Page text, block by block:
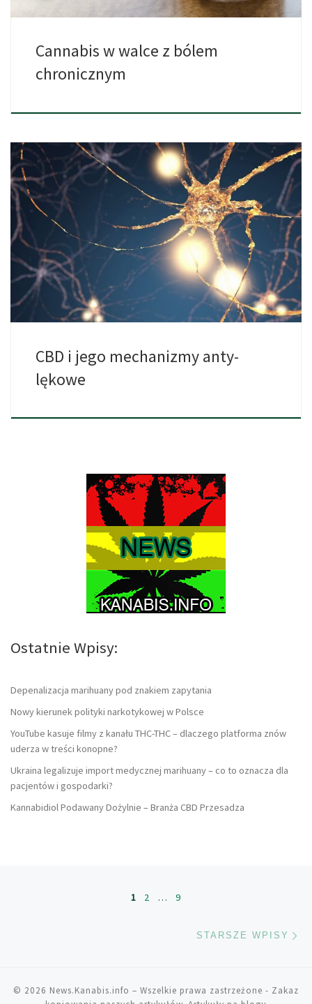
Cannabis w walce z bólem
chronicznym
Project CBD, organizacja zajmująca się rozpowszechnianiem
informacji o CBD, porównała […]
CBD i jego mechanizmy anty-
lękowe
Ostatnie Wpisy:
Depenalizacja marihuany pod znakiem zapytania
Nowy kierunek polityki narkotykowej w Polsce
YouTube kasuje filmy z kanału THC-THC – dlaczego platforma znów
uderza w treści konopne?
Ukraina legalizuje import medycznej marihuany – co to oznacza dla
pacjentów i gospodarki?
Kannabidiol Podawany Dożylnie – Branża CBD Przesadza
Nawigacja po wpisach
1 2 … 9
STARSZE WPISY
© 2026 News.Kanabis.info – Wszelkie prawa zastrzeżone - Zakaz